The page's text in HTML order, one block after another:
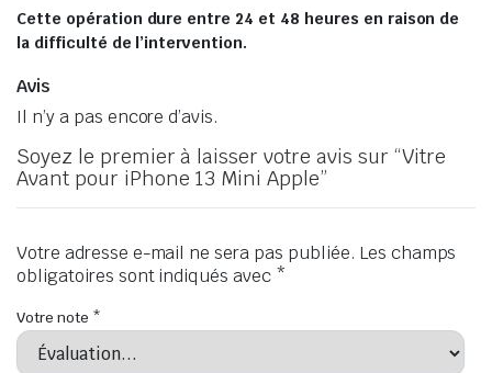
Cette opération dure entre 24 et 48 heures en raison de
la difficulté de l’intervention.
Avis
Il n’y a pas encore d’avis.
Soyez le premier à laisser votre avis sur “Vitre
Avant pour iPhone 13 Mini Apple”
Votre adresse e-mail ne sera pas publiée. Les champs
obligatoires sont indiqués avec *
Votre note *